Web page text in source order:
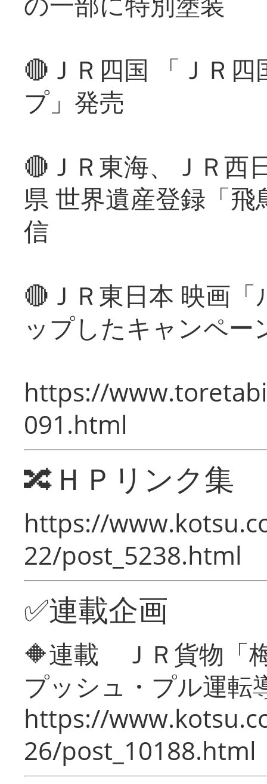
🔴ＪＲ四国 「ＪＲ
プ」発売
🔴ＪＲ東海、ＪＲ西
県 世界遺産登録「
信
🔴ＪＲ東日本 映画
ップしたキャンペー
https://
091.html
🔀ＨＰリンク集
https://
22/post_5238.html
✅連載企画
🔶連載 ＪＲ貨物「
プッシュ・プル運転
https://
26/post_10188.html